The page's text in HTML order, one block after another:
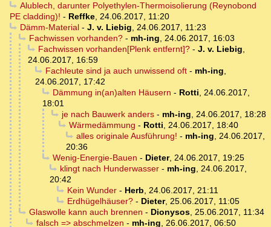
Alublech, darunter Polyethylen-Thermoisolierung (Reynobond
PE cladding)! - Reffke, 24.06.2017, 11:20
Dämm-Material- J. v. Liebig, 24.06.2017, 11:23
Fachwissen vorhanden?- mh-ing, 24.06.2017, 16:03
Fachwissen vorhanden[Plenk entfernt]?- J. v. Liebig,
24.06.2017, 16:59
Fachleute sind ja auch unwissend oft- mh-ing,
24.06.2017, 17:42
Dämmung in(an)alten Häusern - Rotti, 24.06.2017,
18:01
je nach Bauwerk anders- mh-ing, 24.06.2017, 18:28
Wärmedämmung - Rotti, 24.06.2017, 18:40
alles originale Ausführung! - mh-ing, 24.06.2017,
20:36
Wenig-Energie-Bauen - Dieter, 24.06.2017, 19:25
klingt nach Hunderwasser- mh-ing, 24.06.2017,
20:42
Kein Wunder- Herb, 24.06.2017, 21:11
Erdhügelhäuser?- Dieter, 25.06.2017, 11:05
Glaswolle kann auch brennen - Dionysos, 25.06.2017, 11:34
falsch => abschmelzen - mh-ing, 26.06.2017, 06:50